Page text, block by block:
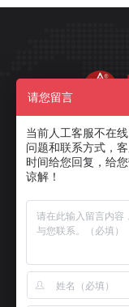
良名阀
生产、
注册
和办公
总部坐
请您留言
当前人工客服不在
问题和联系方式，
时间给您回复，给
谅解！